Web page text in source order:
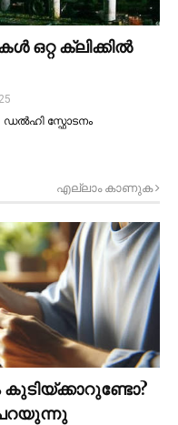
ഒറ്റ ക്ലിക്കിൽ
ഡല്‍ഹി സ്ഫോടനം
എല്ലാം കാണുക